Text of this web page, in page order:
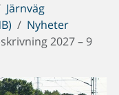
Järnväg
Nyheter
2027 – 9